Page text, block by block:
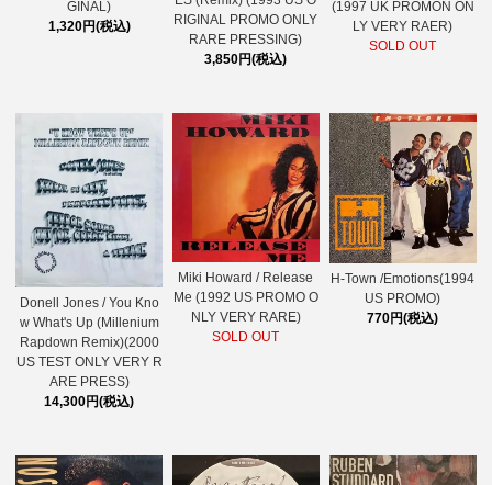
GINAL)
1,320円(税込)
RIGINAL PROMO ONLY
RARE PRESSING)
3,850円(税込)
(1997 UK PROMON ON
LY VERY RAER)
SOLD OUT
Donell Jones / You Kno
w What's Up (Millenium
Rapdown Remix)(2000
US TEST ONLY VERY R
ARE PRESS)
14,300円(税込)
Miki Howard / Release
Me (1992 US PROMO O
NLY VERY RARE)
SOLD OUT
H-Town /Emotions(1994
US PROMO)
770円(税込)